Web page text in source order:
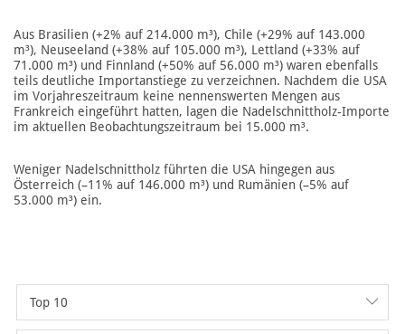
Aus Brasilien (+2% auf 214.000 m³), Chile (+29% auf 143.000
m³), Neuseeland (+38% auf 105.000 m³), Lettland (+33% auf
71.000 m³) und Finnland (+50% auf 56.000 m³) waren ebenfalls
teils deutliche Importanstiege zu verzeichnen. Nachdem die USA
im Vorjahreszeitraum keine nennenswerten Mengen aus
Frankreich eingeführt hatten, lagen die Nadelschnittholz-Importe
im aktuellen Beobachtungszeitraum bei 15.000 m³.
Weniger Nadelschnittholz führten die USA hingegen aus
Österreich (–11% auf 146.000 m³) und Rumänien (–5% auf
53.000 m³) ein.
Top 10